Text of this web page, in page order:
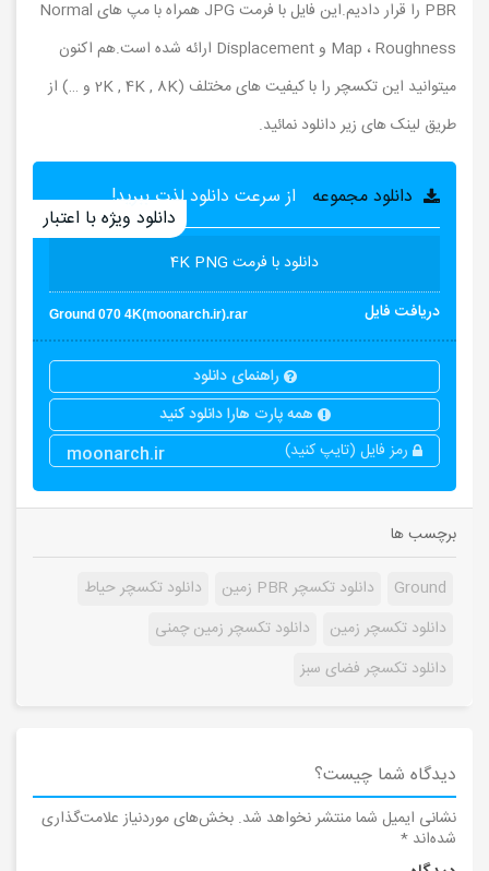
PBR را قرار دادیم.این فایل با فرمت JPG همراه با مپ های Normal
Map ، Roughness و Displacement ارائه شده است.هم اکنون
میتوانید این تکسچر را با کیفیت های مختلف (2K , 4K , 8K و …) از
طریق لینک های زیر دانلود نمائید.
دانلود مجموعه از سرعت دانلود لذت ببرید!
دانلود ویژه با اعتبار
دانلود با فرمت 4K PNG
دریافت فایل
Ground 070 4K(moonarch.ir).rar
راهنمای دانلود
همه پارت هارا دانلود کنید
رمز فایل (تایپ کنید)
moonarch.ir
برچسب ها
Ground دانلود تکسچر PBR زمین
دانلود تکسچر حیاط
دانلود تکسچر زمین
دانلود تکسچر زمین چمنی
دانلود تکسچر فضای سبز
دیدگاه شما چیست؟
نشانی ایمیل شما منتشر نخواهد شد. بخش‌های موردنیاز علامت‌گذاری
شده‌اند *